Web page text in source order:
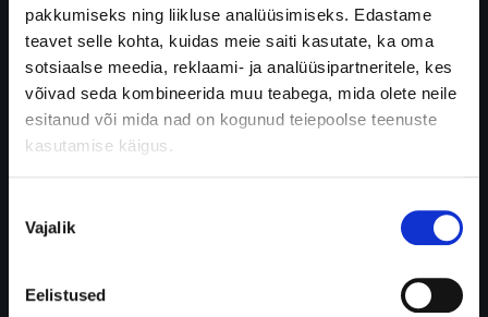
pakkumiseks ning liikluse analüüsimiseks. Edastame
teavet selle kohta, kuidas meie saiti kasutate, ka oma
sotsiaalse meedia, reklaami- ja analüüsipartneritele, kes
võivad seda kombineerida muu teabega, mida olete neile
esitanud või mida nad on kogunud teiepoolse teenuste
kasutamise käigus.
valik
Vajalik
Eelistused
позволяет
принимать
душ,
плавать
и
заниматься
беспокоясь
том,